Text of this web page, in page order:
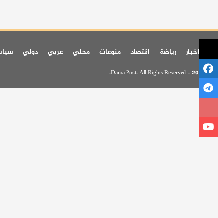
اخر اخبار رياضة اقتصاد منوعات محلي عربي دولي
© 2026 - Dama Post. All Rights Reserved.